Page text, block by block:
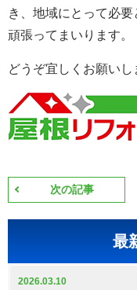
き、地域にとって必
頑張ってまいります。
どうぞ宜しくお願いし
次の記事
最
2026.03.10